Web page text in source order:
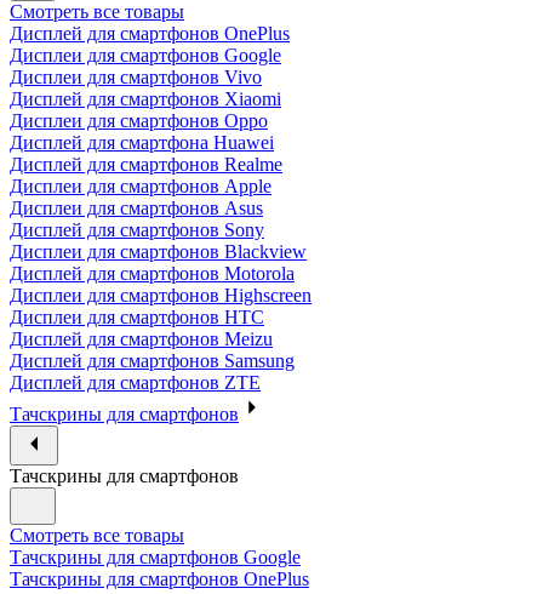
Смотреть все товары
Дисплей для смартфонов OnePlus
Дисплеи для смартфонов Google
Дисплеи для смартфонов Vivo
Дисплей для смартфонов Xiaomi
Дисплеи для смартфонов Oppo
Дисплей для смартфона Huawei
Дисплей для смартфонов Realme
Дисплеи для смартфонов Apple
Дисплеи для смартфонов Asus
Дисплей для смартфонов Sony
Дисплеи для смартфонов Blackview
Дисплей для смартфонов Motorola
Дисплеи для смартфонов Highscreen
Дисплеи для смартфонов HTC
Дисплей для смартфонов Meizu
Дисплей для смартфонов Samsung
Дисплей для смартфонов ZTE
Тачскрины для смартфонов
Тачскрины для смартфонов
Смотреть все товары
Тачскрины для смартфонов Google
Тачскрины для смартфонов OnePlus